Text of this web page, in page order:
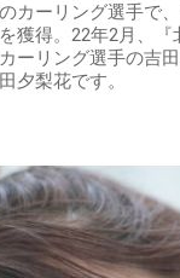
カーリング選手で
獲得。22年2月、『
ーリング選手の吉田
夕梨花です。